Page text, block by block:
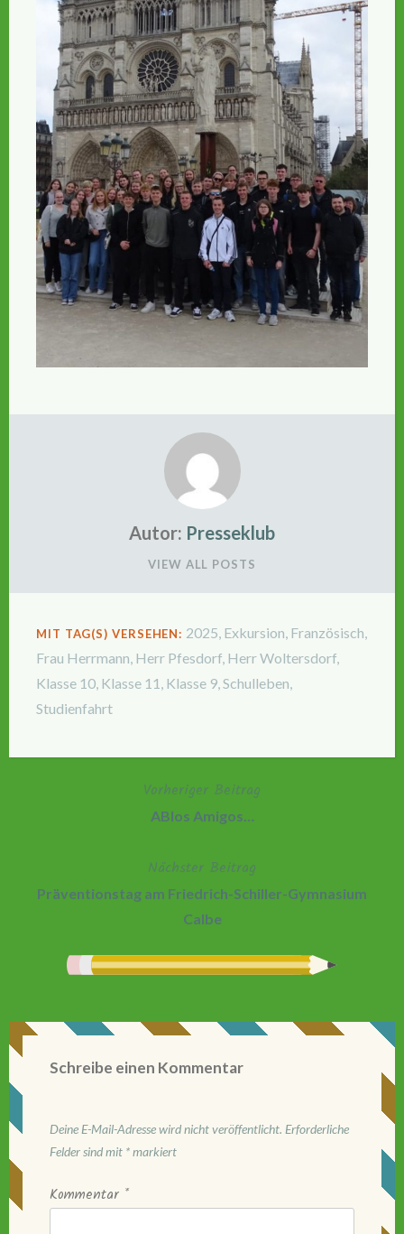
Autor: Presseklub
VIEW ALL POSTS
MIT TAG(S) VERSEHEN: 2025, Exkursion, Französisch,
Frau Herrmann, Herr Pfesdorf, Herr Woltersdorf,
Klasse 10, Klasse 11 , Klasse 9,Schulleben,
Studienfahrt
BeitragsnavigationVorheriger Beitrag
ABIos Amigos…
Nächster Beitrag
Präventionstag am Friedrich-Schiller-Gymnasium
Calbe
Schreibe einen Kommentar
Deine E-Mail-Adresse wird nicht veröffentlicht. Erforderliche
Felder sind mit *markiert
Kommentar *